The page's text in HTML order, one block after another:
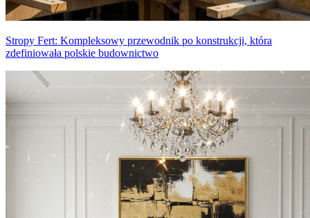
Stropy Fert: Kompleksowy przewodnik po konstrukcji, która
zdefiniowała polskie budownictwo